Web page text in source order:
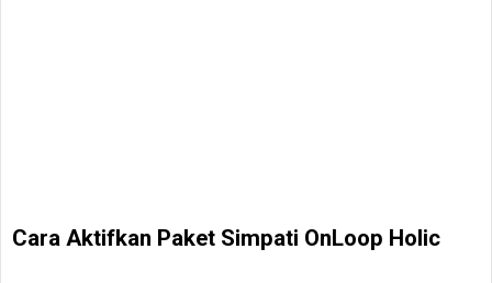
Cara Aktifkan Paket Simpati OnLoop Holic